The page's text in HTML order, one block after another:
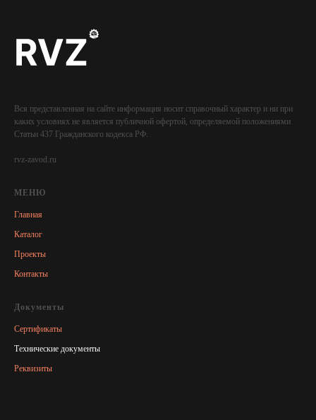
Вся представленная на сайте информация носит справочный характер и ни при
каких условиях не является публичной офертой, определяемой положениями
Статьи 437 Гражданского кодекса РФ.
rvz-zavod.ru
МЕНЮ
Главная
Каталог
Проекты
Контакты
Документы
Сертификаты
Технические документы
Реквизиты